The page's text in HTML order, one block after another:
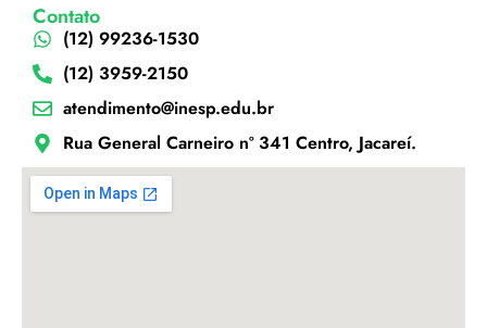
Contato
(12) 99236-1530
(12) 3959-2150
atendimento@inesp.edu.br
Rua General Carneiro nº 341 Centro, Jacareí.